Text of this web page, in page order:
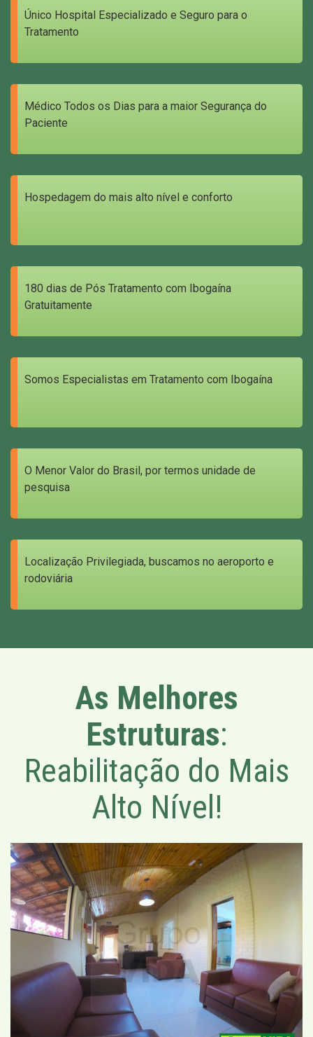
Único Hospital Especializado e Seguro para o
Tratamento
Médico Todos os Dias para a maior Segurança do
Paciente
Hospedagem do mais alto nível e conforto
180 dias de Pós Tratamento com Ibogaína
Gratuitamente
Somos Especialistas em Tratamento com Ibogaína
O Menor Valor do Brasil, por termos unidade de
pesquisa
Localização Privilegiada, buscamos no aeroporto e
rodoviária
As Melhores
Estruturas:
Reabilitação do Mais
Alto Nível!